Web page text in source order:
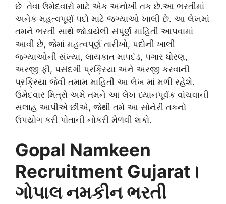
છે તેવા ઉમેદવારો માટે એક અનોખી તક છે.આ ભરતીમાં
અનેક મહત્વપૂર્ણ પદો માટે જગ્યાઓ ખાલી છે. આ લેખમાં
તમને ભરતી સાથે જોડાયેલી સંપૂર્ણ માહિતી આપવામાં
આવી છે, જેમાં મહત્વપૂર્ણ તારીખો, પદોની ખાલી
જગ્યાઓની સંખ્યા, લાયકાત માપદંડ, પગાર ધોરણ,
અરજી ફી, પસંદગી પ્રક્રિયા અને અરજી કરવાની
પ્રક્રિયા જેવી તમામ માહિતી આ લેખ માં મળી રહેશે.
ઉમેદવાર મિત્રો અમે તમને આ લેખ ધ્યાનપૂર્વક વાંચવાની
સલાહ આપીએ છીએ, જેથી તમે આ સોનેરી તકનો
ઉપયોગ કરી પોતાની નોકરી મેળવી શકો.
Gopal Namkeen
Recruitment Gujarat ।
ગોપાલ નમકીન ભરતી